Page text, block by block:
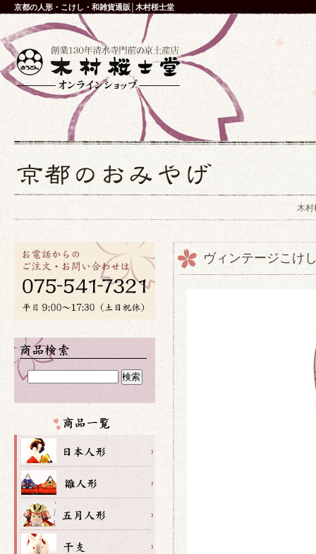
京都の人形・こけし・和雑貨通販│木村桜士堂
木村
ヴィンテージこけ